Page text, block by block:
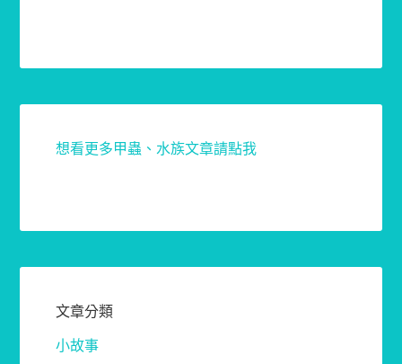
想看更多甲蟲、水族文章請點我
文章分類
小故事